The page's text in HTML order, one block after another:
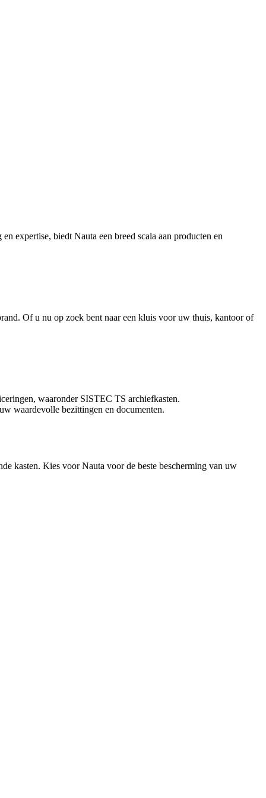
expertise, biedt Nauta een breed scala aan producten en
Of u nu op zoek bent naar een kluis voor uw thuis, kantoor of
waaronder SISTEC TS archiefkasten.
waardevolle bezittingen en documenten.
kasten. Kies voor Nauta voor de beste bescherming van uw